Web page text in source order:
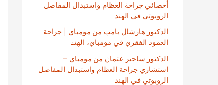
أخصائي جراحة العظام واستبدال المفاصل
الروبوتي في الهند
الدكتور هارشال بامب من مومباي | جراحة
العمود الفقري في مومباي، الهند
الدكتور ساجير عثمان من مومباي –
استشاري جراحة العظام واستبدال المفاصل
الروبوتي في الهند